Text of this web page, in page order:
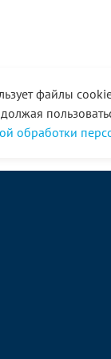
файлы
обработки